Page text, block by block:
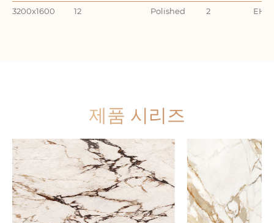
3200x1600 12 Polished 2
제품 시리즈